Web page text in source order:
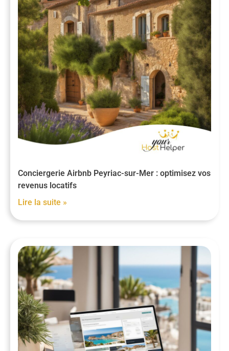
Conciergerie Airbnb Peyriac-sur-Mer : optimisez vos
revenus locatifs
Lire la suite »